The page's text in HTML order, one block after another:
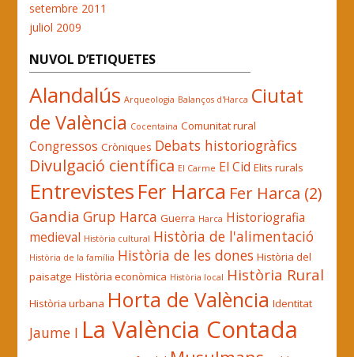
setembre 2011
juliol 2009
NUVOL D’ETIQUETES
Alandalús Arqueologia Balanços d'Harca Ciutat
de València Cocentaina Comunitat rural
Congressos Cròniques Debats historiogràfics
Divulgació científica El Carme El Cid Elits rurals
Entrevistes Fer Harca Fer Harca (2)
Gandia Grup Harca Guerra Harca Historiografia
medieval Història cultural Història de l'alimentació
Història de la família Història de les dones Història del
paisatge Història econòmica Història local Història Rural
Història urbana Horta de València Identitat
Jaume I La València Contada